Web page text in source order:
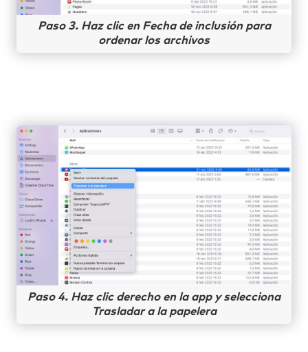
Paso 3. Haz clic en Fecha de inclusión para
ordenar los archivos
Paso 4. Haz clic derecho en la app y selecciona
Trasladar a la papelera